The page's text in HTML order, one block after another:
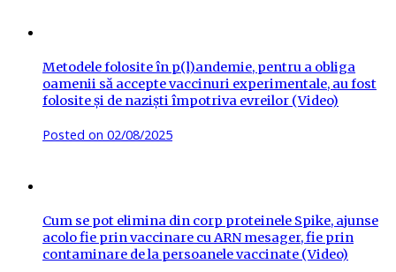
Metodele folosite în p(l)andemie, pentru a obliga
oamenii să accepte vaccinuri experimentale, au fost
folosite și de naziști împotriva evreilor (Video)
Posted on 02/08/2025
Cum se pot elimina din corp proteinele Spike, ajunse
acolo fie prin vaccinare cu ARN mesager, fie prin
contaminare de la persoanele vaccinate (Video)